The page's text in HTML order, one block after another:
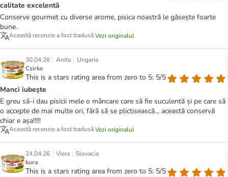
calitate excelentă
Conserve gourmet cu diverse arome, pisica noastră le găsește foarte
bune.
Această recenzie a fost tradusă.Vezi originalul
30.04.26 | Anita | Ungaria
Csirke
This is a stars rating area from zero to 5: 5/5
Manci iubește
E greu să-i dau pisicii mele o mâncare care să fie suculentă și pe care să
o accepte de mai multe ori, fără să se plictisească... această conservă
chiar e așa!!!!!
Această recenzie a fost tradusă.Vezi originalul
24.04.26 | Viera | Slovacia
kura
This is a stars rating area from zero to 5: 5/5